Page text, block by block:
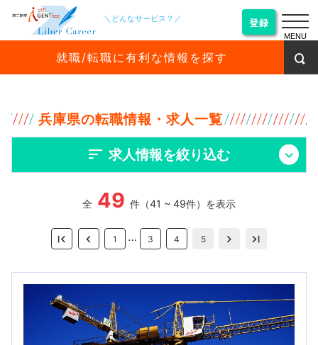
＼どんなサービス？／ 登録
就職/転職に有利な情報を探す
兵庫県の転職情報・求人一覧
求人情報を絞り込む
全 49 件（41 ~ 49件）を表示
1 … 3 4 5
MENU